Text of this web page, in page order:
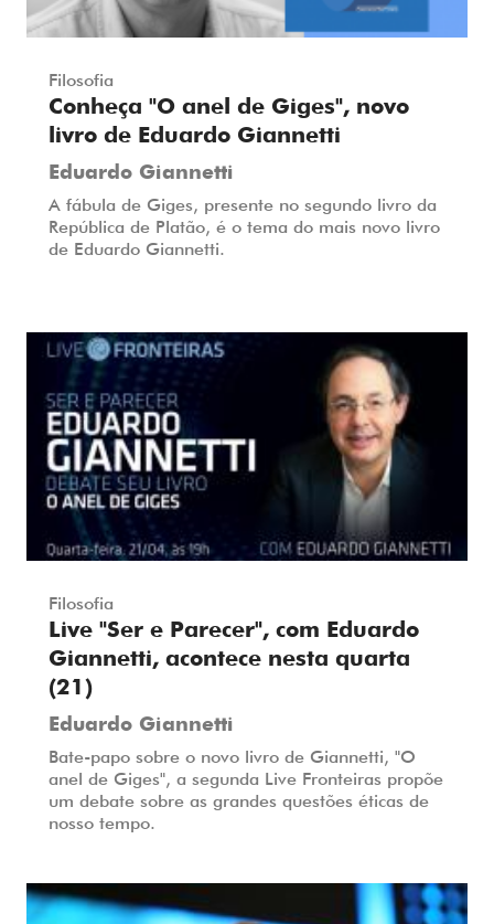
Filosofia
Conheça "O anel de Giges", novo
livro de Eduardo Giannetti
Eduardo Giannetti
A fábula de Giges, presente no segundo livro da
República de Platão, é o tema do mais novo livro
de Eduardo Giannetti.
Filosofia
Live "Ser e Parecer", com Eduardo
Giannetti, acontece nesta quarta
(21)
Eduardo Giannetti
Bate-papo sobre o novo livro de Giannetti, "O
anel de Giges", a segunda Live Fronteiras propõe
um debate sobre as grandes questões éticas de
nosso tempo.